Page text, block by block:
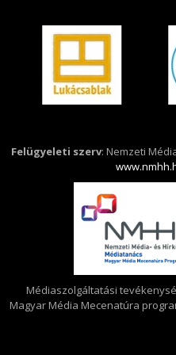
Felügyeleti szerv: Nemzeti
Médiaszolgáltatási
Magyar Média Mecenatúra